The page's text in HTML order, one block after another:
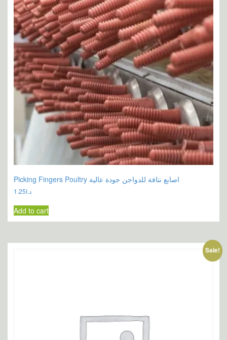
Picking Fingers Poultry اصابع نتافة للدواجن جودة عالية
د.ا1.25
Add to cart
Sale!